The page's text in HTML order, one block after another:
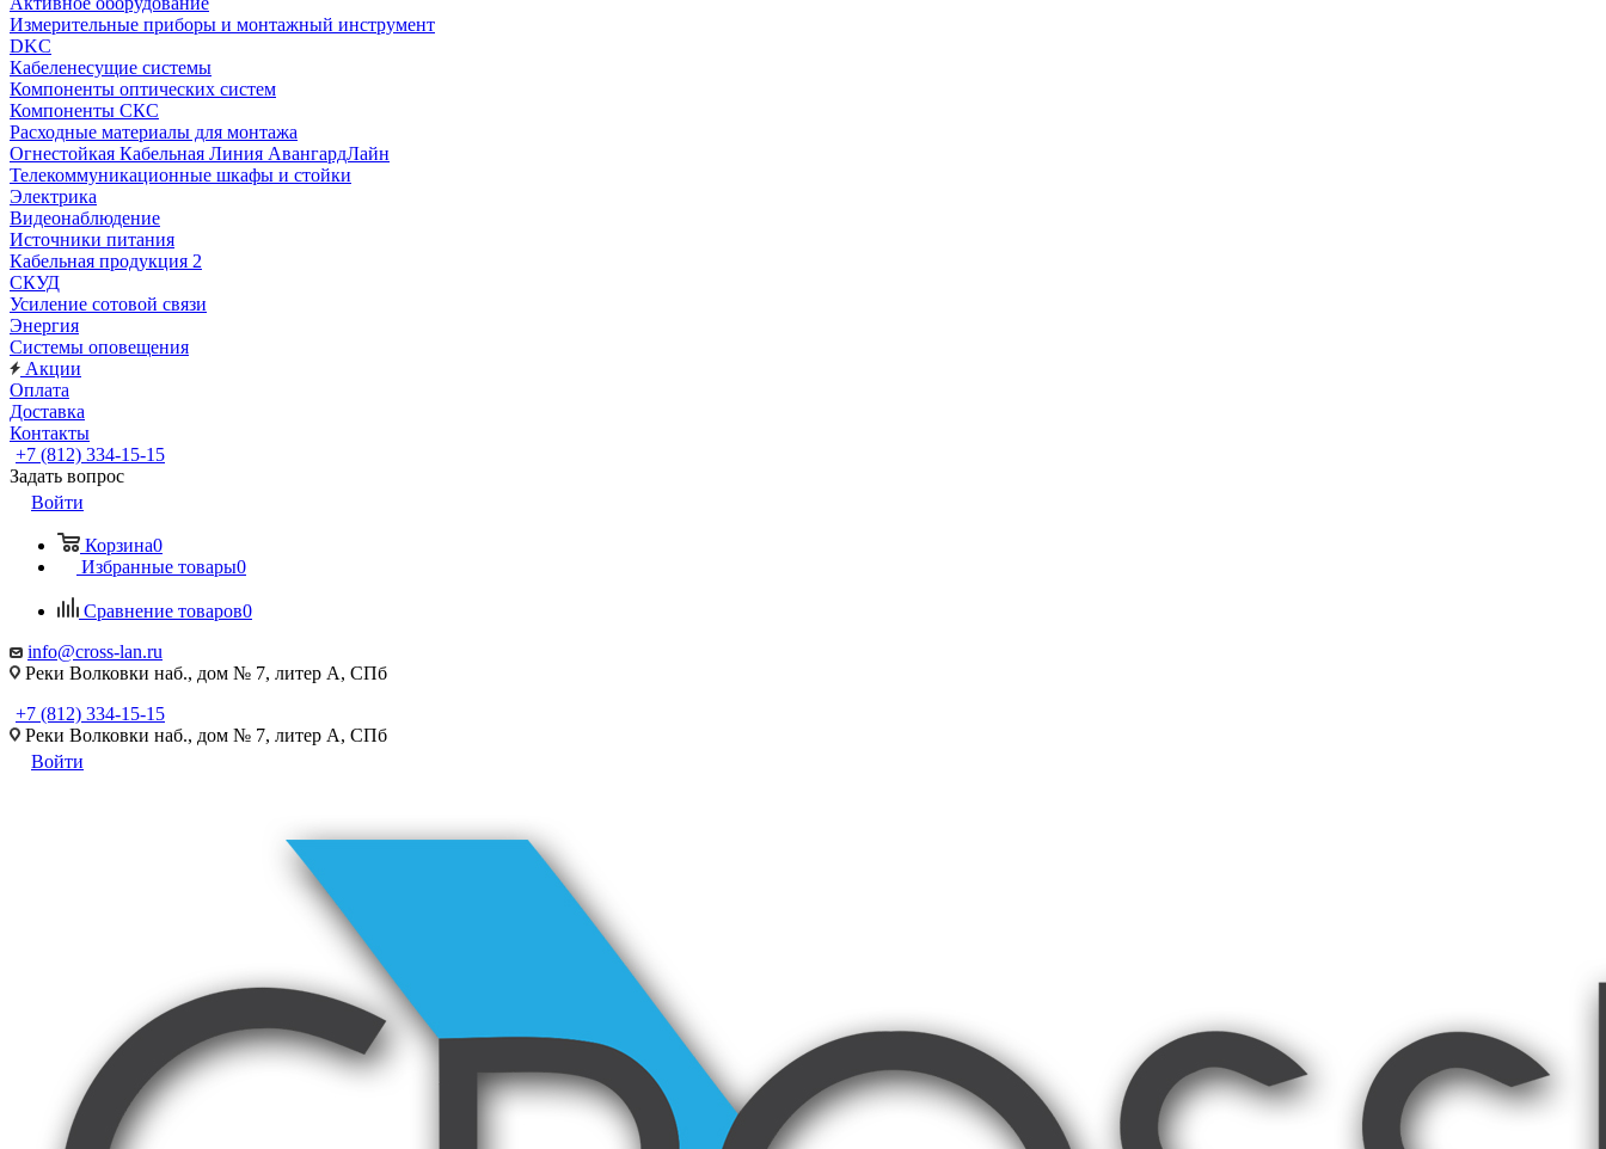
Измерительные приборы и монтажный инструмент
DKC
Кабеленесущие системы
Компоненты оптических систем
Компоненты СКС
Расходные материалы для монтажа
Огнестойкая Кабельная Линия АвангардЛайн
Телекоммуникационные шкафы и стойки
Электрика
Видеонаблюдение
Источники питания
Кабельная продукция 2
СКУД
Усиление сотовой связи
Энергия
Системы оповещения
Акции
Оплата
Доставка
Контакты
+7 (812) 334-15-15
Задать вопрос
Войти
Корзина0
Избранные товары0
Сравнение товаров0
info@cross-lan.ru
Реки Волковки наб., дом № 7, литер А, СПб
+7 (812) 334-15-15
Реки Волковки наб., дом № 7, литер А, СПб
Войти